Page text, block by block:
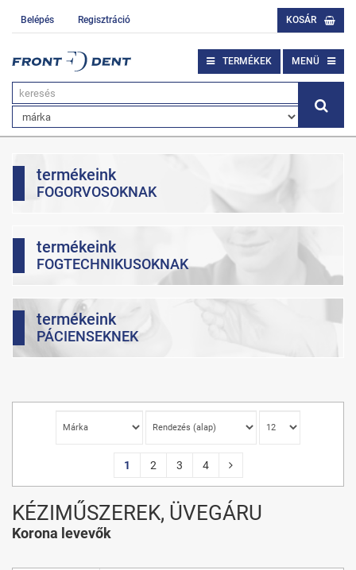
Belépés Regisztráció KOSÁR
TERMÉKEK MENÜ
termékeink
FOGORVOSOKNAK
termékeink
FOGTECHNIKUSOKNAK
termékeink
PÁCIENSEKNEK
1 2 3 4
KÉZIMŰSZEREK, ÜVEGÁRU
Korona levevők